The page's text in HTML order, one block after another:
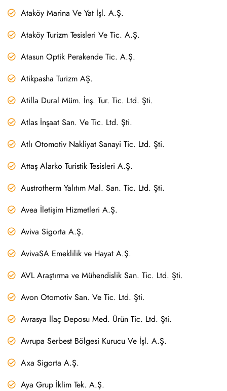
Ataköy Marina Ve Yat İşl. A.Ş.
Ataköy Turizm Tesisleri Ve Tic. A.Ş.
Atasun Optik Perakende Tic. A.Ş.
Atikpasha Turizm AŞ.
Atilla Dural Müm. İnş. Tur. Tic. Ltd. Şti.
Atlas İnşaat San. Ve Tic. Ltd. Şti.
Atlı Otomotiv Nakliyat Sanayi Tic. Ltd. Şti.
Attaş Alarko Turistik Tesisleri A.Ş.
Austrotherm Yalıtım Mal. San. Tic. Ltd. Şti.
Avea İletişim Hizmetleri A.Ş.
Aviva Sigorta A.Ş.
AvivaSA Emeklilik ve Hayat A.Ş.
AVL Araştırma ve Mühendislik San. Tic. Ltd. Şti.
Avon Otomotiv San. Ve Tic. Ltd. Şti.
Avrasya İlaç Deposu Med. Ürün Tic. Ltd. Şti.
Avrupa Serbest Bölgesi Kurucu Ve İşl. A.Ş.
Axa Sigorta A.Ş.
Aya Grup İklim Tek. A.Ş.